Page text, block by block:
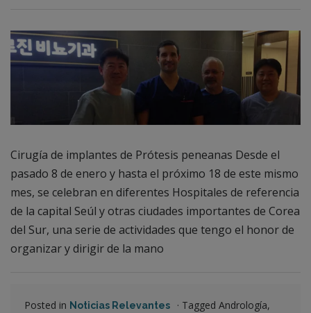
Cirugía de implantes de Prótesis peneanas Desde el
pasado 8 de enero y hasta el próximo 18 de este mismo
mes, se celebran en diferentes Hospitales de referencia
de la capital Seúl y otras ciudades importantes de Corea
del Sur, una serie de actividades que tengo el honor de
organizar y dirigir de la mano
Posted in Noticias Relevantes · Tagged Andrología,